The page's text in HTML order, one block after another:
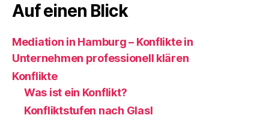
Auf einen Blick
Mediation in Hamburg – Konflikte in
Unternehmen professionell klären
Konflikte
Was ist ein Konflikt?
Konfliktstufen nach Glasl